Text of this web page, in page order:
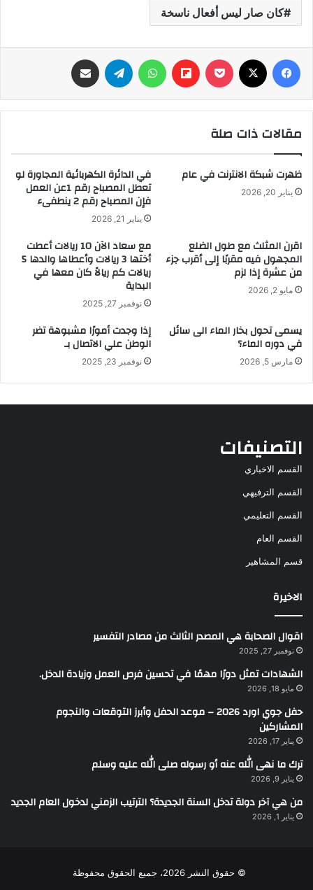
كان صار ليس أفعال ناسخة
فيسبوك ‫Pocket
Flipboard واتساب تيلقرام
مقالات ذات صلة
ظهرت شبكة الانترنت في عام
يناير 20, 2026
في الدائرة الكهربائية المجاورة لو
تعطل المصباح رقم 1عن العمل
فإن المصباح رقم 2 ينطفىء
يناير 21, 2026
اقرن المثلث مع طول الضلع
المجهول فيه مقربًا إلى أقرب جزء
من عشرة إذا لزم
مايو 2, 2026
مع سعاد الآن 10 ريالات أعطت
أختها 3 ريالات وأعطاها والدها 5
ريالات كم ريالاً كان معها في
البداية
نوفمبر 27, 2025
يسمى تحول بخار الماء الى سائل
في دوره الماء؟
مارس 5, 2026
إذا وجدت أمورًا مشبوهة تضر
الوطن علي الاتصال بـ
نوفمبر 23, 2025
التصنيفات
القسم الاخباري
القسم الترفيهي
القسم التعليمي
القسم العام
قسم المشاهير
الاخيرة
اقوال الصحابة هي المصدر الثالث من مصادر التفسير
نوفمبر 27, 2025
الشهادات تمثل دورًا مهمًا في تحسين فرص العمل وزيادة الدخل.
مايو 18, 2026
حفل جوي اورد 2026 – موعد الحفل وأبرز التوقعات والنجوم
المشاركين
يناير 17, 2026
ترك ما نهى الله عنه أو رسوله صلى الله عليه وسلم
يناير 9, 2026
من هي آخر دولة تدخل السنة الجديدة؟ الترتيب الزمني لدخول العام الجديد
يناير 1, 2026
© حقوق النشر 2026، جميع الحقوق محفوظة